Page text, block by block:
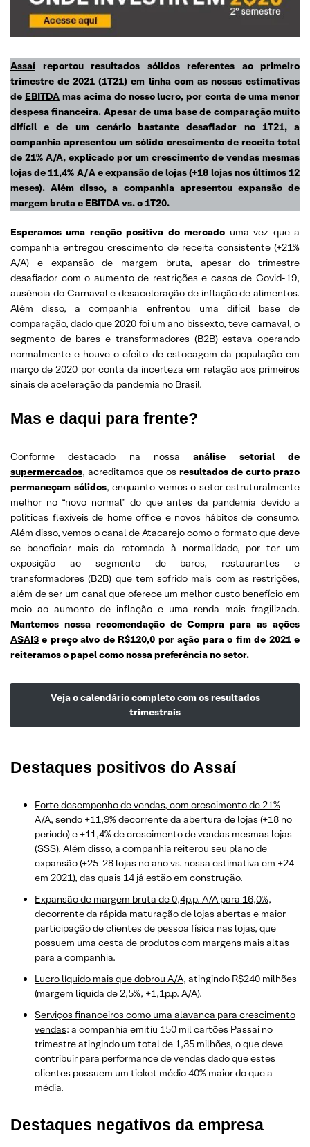
Assaí
reportou resultados sólidos referentes ao primeiro
trimestre de 2021 (1T21) em linha com as nossas estimativas
de EBITDAmas acima do nosso lucro, por conta de uma menor
despesa financeira. Apesar de uma base de comparação muito
difícil e de um cenário bastante desafiador no 1T21, a
companhia apresentou um sólido crescimento de receita total
de 21% A/A, explicado por um crescimento de vendas mesmas
lojas de 11,4% A/A e expansão de lojas (+18 lojas nos últimos 12
meses). Além disso, a companhia apresentou expansão de
margem bruta e EBITDA vs. o 1T20.
Esperamos uma reação positiva do mercado uma vez que a
companhia entregou crescimento de receita consistente (+21%
A/A) e expansão de margem bruta, apesar do trimestre
desafiador com o aumento de restrições e casos de Covid-19,
ausência do Carnaval e desaceleração de inflação de alimentos.
Além disso, a companhia enfrentou uma difícil base de
comparação, dado que 2020 foi um ano bissexto, teve carnaval, o
segmento de bares e transformadores (B2B) estava operando
normalmente e houve o efeito de estocagem da população em
março de 2020 por conta da incerteza em relação aos primeiros
sinais de aceleração da pandemia no Brasil.
Mas e daqui para frente?
Conforme destacado na nossaanálise setorial de
supermercados, acreditamos que os resultados de curto prazo
permaneçam sólidos, enquanto vemos o setor estruturalmente
melhor no “novo normal” do que antes da pandemia devido a
políticas flexíveis de home office e novos hábitos de consumo.
Além disso, vemos o canal de Atacarejo como o formato que deve
se beneficiar mais da retomada à normalidade, por ter um
exposição ao segmento de bares, restaurantes e
transformadores (B2B) que tem sofrido mais com as restrições,
além de ser um canal que oferece um melhor custo benefício em
meio ao aumento de inflação e uma renda mais fragilizada.
Mantemos nossa recomendação de Compra para as ações
ASAI3 e preço alvo de R$120,0 por ação para o fim de 2021 e
reiteramos o papel como nossa preferência no setor.
Veja o calendário completo com os resultados
trimestrais
Destaques positivos do Assaí
Forte desempenho de vendas, com crescimento de 21%
A/A, sendo +11,9% decorrente da abertura de lojas (+18 no
período) e +11,4% de crescimento de vendas mesmas lojas
(SSS). Além disso, a companhia reiterou seu plano de
expansão (+25-28 lojas no ano vs. nossa estimativa em +24
em 2021), das quais 14 já estão em construção.
Expansão de margem bruta de 0,4p.p. A/A para 16,0%,
decorrente da rápida maturação de lojas abertas e maior
participação de clientes de pessoa física nas lojas, que
possuem uma cesta de produtos com margens mais altas
para a companhia.
Lucro líquido mais que dobrou A/A, atingindo R$240 milhões
(margem líquida de 2,5%, +1,1p.p. A/A).
Serviços financeiros como uma alavanca para crescimento
vendas: a companhia emitiu 150 mil cartões Passaí no
trimestre atingindo um total de 1,35 milhões, o que deve
contribuir para performance de vendas dado que estes
clientes possuem um ticket médio 40% maior do que a
média.
Destaques negativos da empresa